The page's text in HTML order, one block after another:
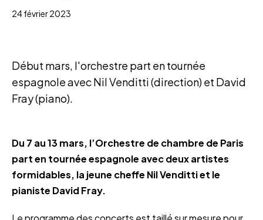
24 février 2023
Début mars, l'orchestre part en tournée
espagnole avec Nil Venditti (direction) et David
Fray (piano).
Du 7 au 13 mars, l’Orchestre de chambre de Paris
part en tournée espagnole avec deux artistes
formidables, la jeune cheffe Nil Venditti et le
pianiste David Fray.